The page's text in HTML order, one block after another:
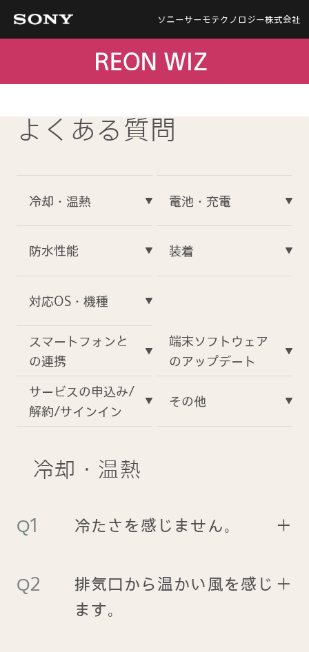
ソニーサーモテクノロジー株式会社
よくある質問
冷却・温熱 電池・充電
防水性能 装着
対応OS・機種
スマートフォンと
の連携
端末ソフトウェア
のアップデート
サービスの申込み/
解約/サインイン
その他
冷却・温熱
冷たさを感じません。 ＋
排気口から温かい風を感じ
ます。
＋